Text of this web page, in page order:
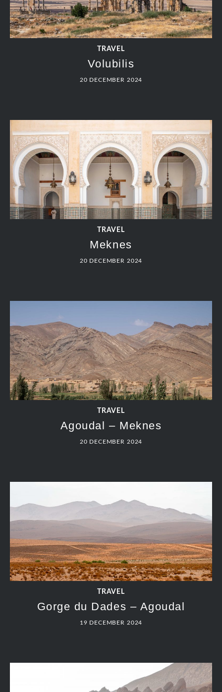
TRAVEL
Volubilis
20 DECEMBER 2024
TRAVEL
Meknes
20 DECEMBER 2024
TRAVEL
Agoudal – Meknes
20 DECEMBER 2024
TRAVEL
Gorge du Dades – Agoudal
19 DECEMBER 2024